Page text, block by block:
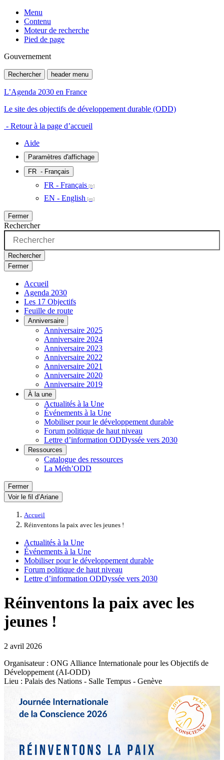
Menu
Contenu
Moteur de recherche
Pied de page
Gouvernement
Rechercher header menu
L’Agenda 2030 en France
Le site des objectifs de développement durable (ODD)
- Retour à la page d’accueil
Aide
Paramètres d'affichage
FR - Français
FR - Français
EN - English
Fermer
Rechercher
Rechercher
Fermer
Accueil
Agenda 2030
Les 17 Objectifs
Feuille de route
Anniversaire
Anniversaire 2025
Anniversaire 2024
Anniversaire 2023
Anniversaire 2022
Anniversaire 2021
Anniversaire 2020
Anniversaire 2019
À la une
Actualités à la Une
Événements à la Une
Mobiliser pour le développement durable
Forum politique de haut niveau
Lettre d’information ODDyssée vers 2030
Ressources
Catalogue des ressources
La Méth’ODD
Fermer
Voir le fil d’Ariane
Accueil
Réinventons la paix avec les jeunes !
Actualités à la Une
Événements à la Une
Mobiliser pour le développement durable
Forum politique de haut niveau
Lettre d’information ODDyssée vers 2030
Réinventons la paix avec les
jeunes !
2 avril 2026
Organisateur : ONG Alliance Internationale pour les Objectifs de
Développement (AI-ODD)
Lieu : Palais des Nations - Salle Tempus - Genève